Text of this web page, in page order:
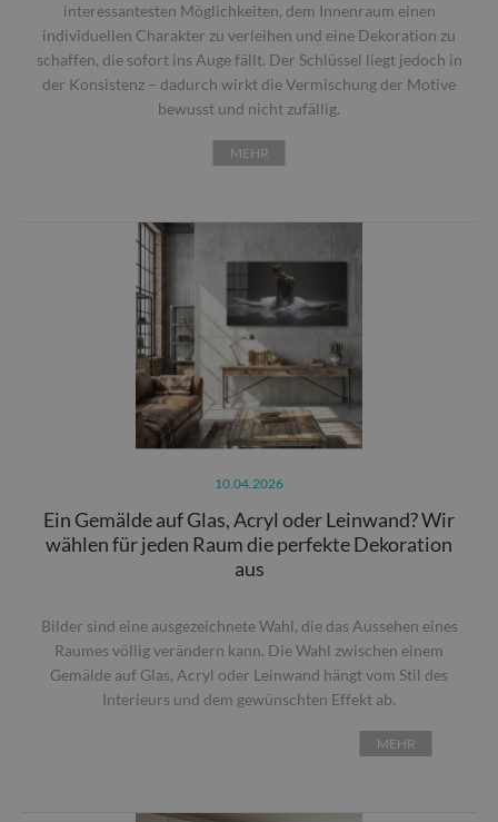
interessantesten Möglichkeiten, dem Innenraum einen
individuellen Charakter zu verleihen und eine Dekoration zu
schaffen, die sofort ins Auge fällt. Der Schlüssel liegt jedoch in
der Konsistenz – dadurch wirkt die Vermischung der Motive
bewusst und nicht zufällig.
MEHR
10.04.2026
Ein Gemälde auf Glas, Acryl oder Leinwand? Wir
wählen für jeden Raum die perfekte Dekoration
aus
Bilder sind eine ausgezeichnete Wahl, die das Aussehen eines
Raumes völlig verändern kann. Die Wahl zwischen einem
Gemälde auf Glas, Acryl oder Leinwand hängt vom Stil des
Interieurs und dem gewünschten Effekt ab.
MEHR